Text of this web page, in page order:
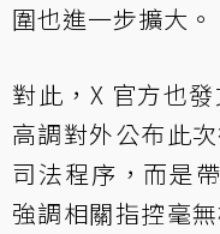
圍也進一步擴大。
對此，X 官方也
高調對外公布此
司法程序，而是
強調相關指控毫